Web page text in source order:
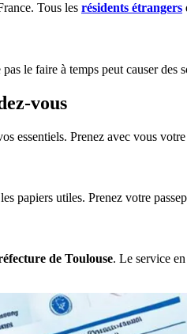
Tous les résidents étrangers
le faire à temps peut causer des
vous
essentiels. Prenez avec vous
papiers utiles. Prenez votre
de Toulouse. Le service